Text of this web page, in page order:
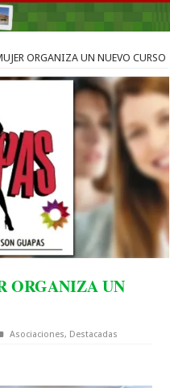
ORGANIZA UN NUEVO CURSO
ORGANIZA UN
Asociaciones, Destacadas